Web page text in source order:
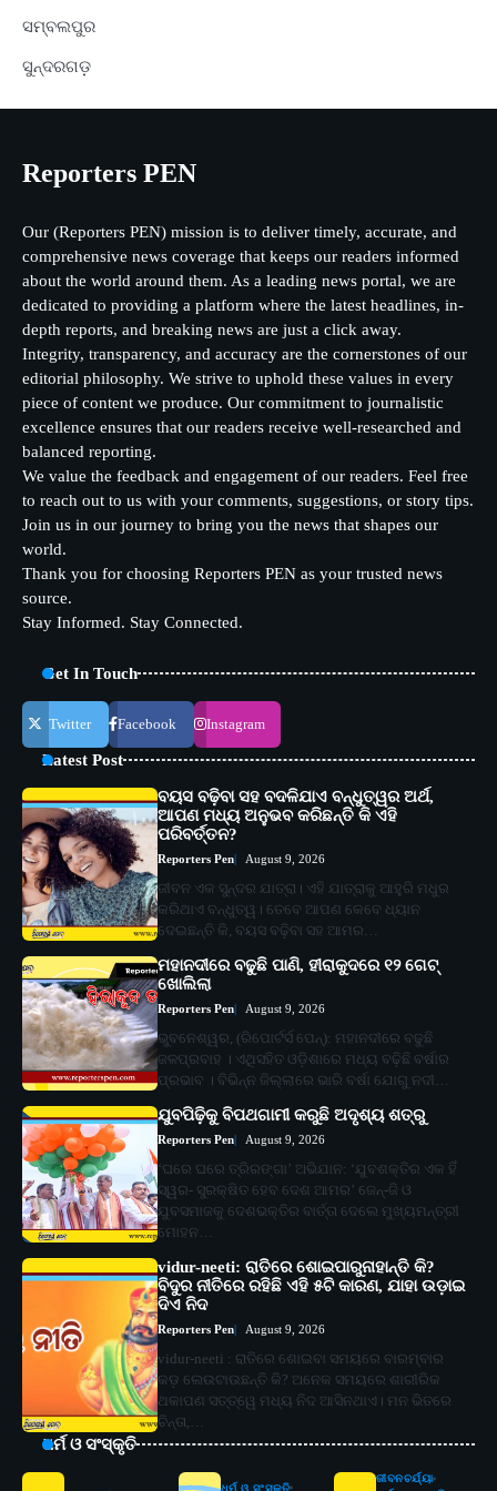
ସମ୍ବଲପୁର
ସୁନ୍ଦରଗଡ଼
Reporters PEN
Our (Reporters PEN) mission is to deliver timely, accurate, and
comprehensive news coverage that keeps our readers informed
about the world around them. As a leading news portal, we are
dedicated to providing a platform where the latest headlines, in-
depth reports, and breaking news are just a click away.
Integrity, transparency, and accuracy are the cornerstones of our
editorial philosophy. We strive to uphold these values in every
piece of content we produce. Our commitment to journalistic
excellence ensures that our readers receive well-researched and
balanced reporting.
We value the feedback and engagement of our readers. Feel free
to reach out to us with your comments, suggestions, or story tips.
Join us in our journey to bring you the news that shapes our
world.
Thank you for choosing Reporters PEN as your trusted news
source.
Stay Informed. Stay Connected.
Get In Touch
Twitter Facebook Instagram
Latest Post
ବୟସ ବଢ଼ିବା ସହ ବଦଳିଯାଏ ବନ୍ଧୁତ୍ୱର ଅର୍ଥ,
ଆପଣ ମଧ୍ୟ ଅନୁଭବ କରିଛନ୍ତି କି ଏହି
ପରିବର୍ତ୍ତନ?
Reporters Pen August 9, 2026
ଜୀବନ ଏକ ସୁନ୍ଦର ଯାତ୍ରା। ଏହି ଯାତ୍ରାକୁ ଆହୁରି ମଧୁର
କରିଥାଏ ବନ୍ଧୁତ୍ୱ। ତେବେ ଆପଣ କେବେ ଧ୍ୟାନ
ଦେଇଛନ୍ତି କି, ବୟସ ବଢ଼ିବା ସହ ଆମର…
ମହାନଦୀରେ ବଢୁଛି ପାଣି, ହୀରାକୁଦରେ ୧୨ ଗେଟ୍
ଖୋଲିଲା
Reporters Pen August 9, 2026
ଭୁବନେଶ୍ୱର, (ରିପୋର୍ଟର୍ସ ପେନ୍‌): ମହାନଦୀରେ ବଢୁଛି
ଜଳପ୍ରବାହ । ଏଥିସହିତ ଓଡ଼ିଶାରେ ମଧ୍ୟ ବଢ଼ିଛି ବର୍ଷାର
ପ୍ରଭାବ । ବିଭିନ୍ନ ଜିଲ୍ଲାରେ ଭାରି ବର୍ଷା ଯୋଗୁ ନଦୀ…
ଯୁବପିଢ଼ିକୁ ବିପଥଗାମୀ କରୁଛି ଅଦୃଶ୍ୟ ଶତ୍ରୁ
Reporters Pen August 9, 2026
‘ଘରେ ଘରେ ତ୍ରିରଙ୍ଗା’ ଅଭିଯାନ: ‘ଯୁବଶକ୍ତିର ଏକ ହିଁ
ସ୍ୱର- ସୁରକ୍ଷିତ ହେବ ଦେଶ ଆମର’ ଜେନ୍‌-ଜି ଓ
ଯୁବସମାଜକୁ ଦେଶଭକ୍ତିର ବାର୍ତ୍ତା ଦେଲେ ମୁଖ୍ୟମନ୍ତ୍ରୀ
ମୋହନ…
vidur-neeti: ରାତିରେ ଶୋଇପାରୁନାହାନ୍ତି କି?
ବିଦୁର ନୀତିରେ ରହିଛି ଏହି ୫ଟି କାରଣ, ଯାହା ଉଡ଼ାଇ
ଦିଏ ନିଦ
Reporters Pen August 9, 2026
vidur-neeti : ରାତିରେ ଶୋଇବା ସମୟରେ ବାରମ୍ବାର
କଡ଼ ଲେଉଟାଉଛନ୍ତି କି? ଅନେକ ସମୟରେ ଶାରୀରିକ
ଥକାପଣ ସତ୍ତ୍ୱେ ମଧ୍ୟ ନିଦ ଆସିନଥାଏ। ମନ ଭିତରେ
ଚିନ୍ତା,…
ଧର୍ମ ଓ ସଂସ୍କୃତି
ଧର୍ମ ଓ ସଂସ୍କୃତି
ଜୀବନଚର୍ଯ୍ୟା